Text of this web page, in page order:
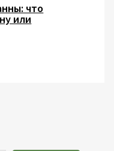
что
или